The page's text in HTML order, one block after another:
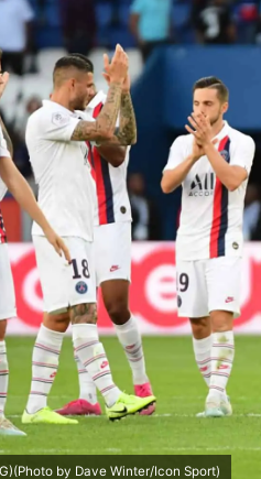
by Dave Winter/Icon Sport)